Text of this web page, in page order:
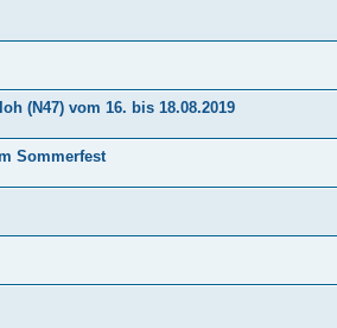
(N47) vom 16. bis 18.08.2019
Sommerfest